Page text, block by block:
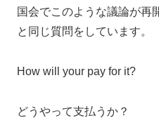
国会でこのような議論が再
と同じ質問をしています。
How will your pay for it?
どうやって支払うか？